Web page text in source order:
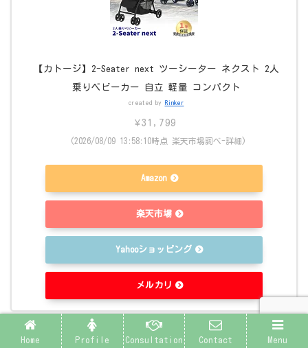
【カトージ】2-Seater next ツーシーター ネクスト 2人
乗りベビーカー 自立 軽量 コンパクト
created by Rinker
¥31,799
(2026/08/09 13:58:10時点 楽天市場調べ-詳細)
Amazon
楽天市場
Yahooショッピング
メルカリ
Home Profile Consultation Contact Menu